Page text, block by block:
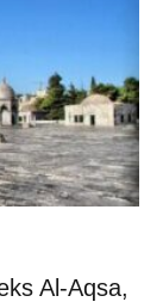
Al-Aqsa,